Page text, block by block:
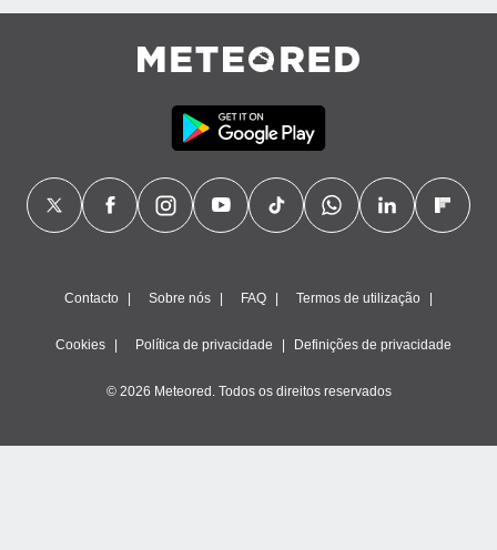
Contacto Sobre nós FAQ Termos de utilização
Cookies Política de privacidade Definições de privacidade
© 2026 Meteored. Todos os direitos reservados